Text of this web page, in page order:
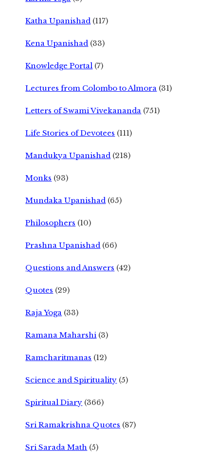
Katha Upanishad (117)
Kena Upanishad (33)
Knowledge Portal (7)
Lectures from Colombo to Almora (31)
Letters of Swami Vivekananda (751)
Life Stories of Devotees (111)
Mandukya Upanishad (218)
Monks (93)
Mundaka Upanishad (65)
Philosophers (10)
Prashna Upanishad (66)
Questions and Answers (42)
Quotes (29)
Raja Yoga (33)
Ramana Maharshi (3)
Ramcharitmanas (12)
Science and Spirituality (5)
Spiritual Diary (366)
Sri Ramakrishna Quotes (87)
Sri Sarada Math (5)